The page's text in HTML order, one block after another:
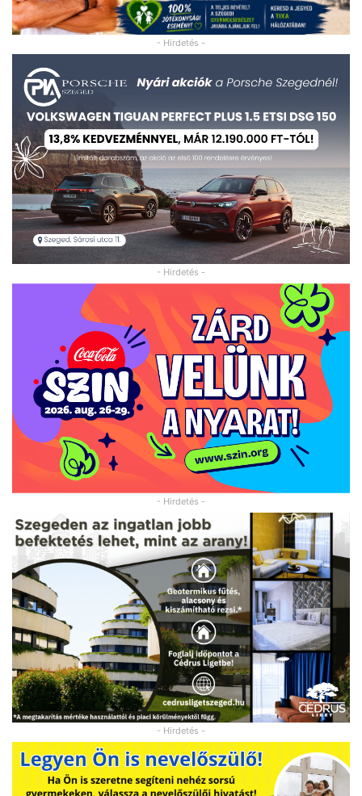
- Hirdetés -
- Hirdetés -
- Hirdetés -
- Hirdetés -